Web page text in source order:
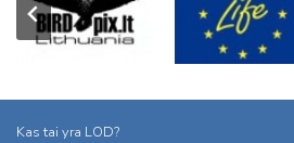
Kas tai yra LOD?